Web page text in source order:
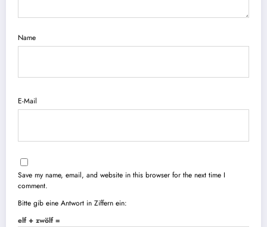
Name
E-Mail
Save my name, email, and website in this browser for the next time I
comment.
Bitte gib eine Antwort in Ziffern ein:
elf + zwölf =